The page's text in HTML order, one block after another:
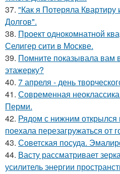
37. "Как я Потеряла Квартиру
Долгов".
38. Проект однокомнатной
Селигер сити в Москве.
39. Помните показывала вам
этажерку?
40. 7 апреля - день
41. Современная
Перми.
42. Рядом с нижним
поехала перезагружаться от
43. Советская посуда.
44. Васту рассматривает
усилитель энергии